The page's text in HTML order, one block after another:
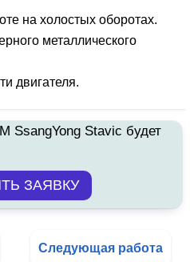
на холостых оборотах.
металлического
двигателя.
SsangYong Stavic будет
Следующая работа